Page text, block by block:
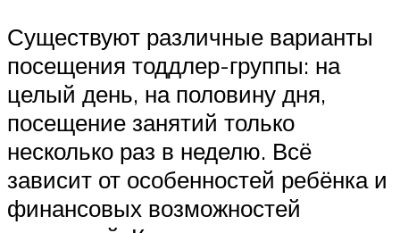
Существуют различные варианты
посещения тоддлер-группы: на
целый день, на половину дня,
посещение занятий только
несколько раз в неделю. Всё
зависит от особенностей ребёнка и
финансовых возможностей